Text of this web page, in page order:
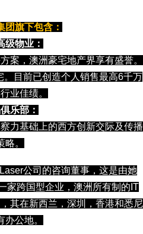
团旗下包含：
级物业：
案，澳洲豪宅地产界享有盛誉。
。目前已创造个人销售最高6千万
业佳绩。
乐部：
力基础上的西方创新交际及传播
略。
公司的咨询董事，这是由她
家跨国型企业，澳洲所有制的IT
，其在新西兰，深圳，香港和悉尼
办公地。